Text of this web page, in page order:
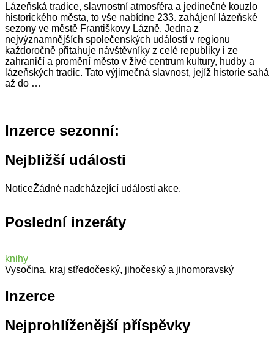
Lázeňská tradice, slavnostní atmosféra a jedinečné kouzlo
historického města, to vše nabídne 233. zahájení lázeňské
sezony ve městě Františkovy Lázně. Jedna z
nejvýznamnějších společenských událostí v regionu
každoročně přitahuje návštěvníky z celé republiky i ze
zahraničí a promění město v živé centrum kultury, hudby a
lázeňských tradic. Tato výjimečná slavnost, jejíž historie sahá
až do …
Inzerce sezonní:
Nejbližší události
NoticeŽádné nadcházející události akce.
Poslední inzeráty
knihy
Vysočina, kraj středočeský, jihočeský a jihomoravský
Inzerce
Nejprohlíženější příspěvky